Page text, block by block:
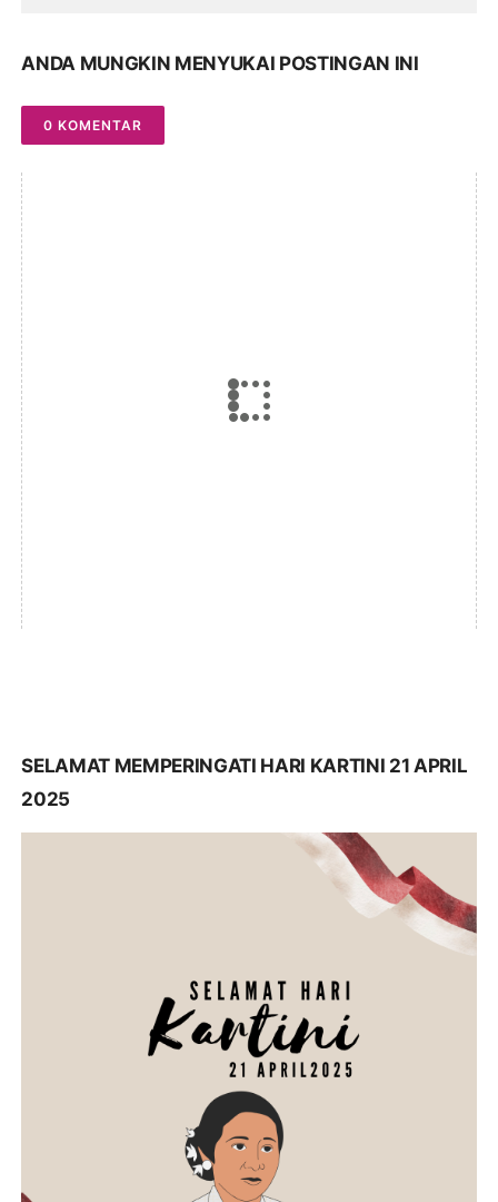
ANDA MUNGKIN MENYUKAI POSTINGAN INI
0 KOMENTAR
SELAMAT MEMPERINGATI HARI KARTINI 21 APRIL
2025